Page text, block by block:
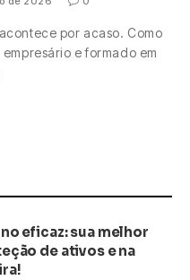
por acaso. Como
e formado em
eficaz: sua melhor
de ativos e na